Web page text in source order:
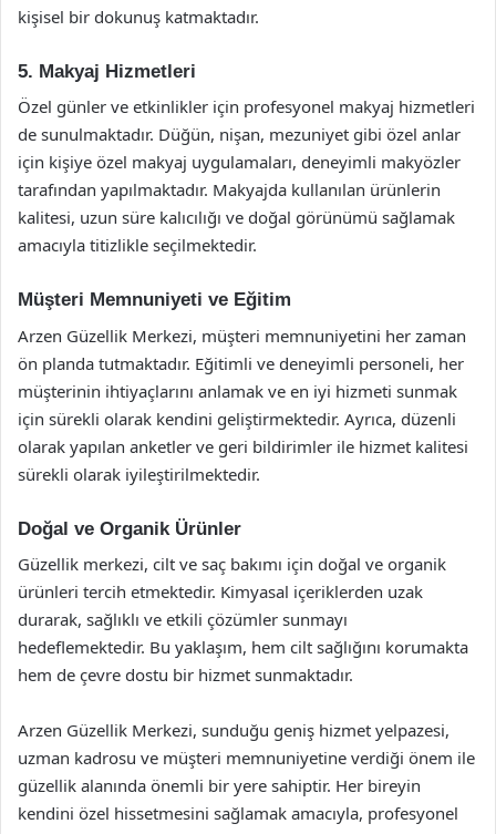
kişisel bir dokunuş katmaktadır.
5. Makyaj Hizmetleri
Özel günler ve etkinlikler için profesyonel makyaj hizmetleri
de sunulmaktadır. Düğün, nişan, mezuniyet gibi özel anlar
için kişiye özel makyaj uygulamaları, deneyimli makyözler
tarafından yapılmaktadır. Makyajda kullanılan ürünlerin
kalitesi, uzun süre kalıcılığı ve doğal görünümü sağlamak
amacıyla titizlikle seçilmektedir.
Müşteri Memnuniyeti ve Eğitim
Arzen Güzellik Merkezi, müşteri memnuniyetini her zaman
ön planda tutmaktadır. Eğitimli ve deneyimli personeli, her
müşterinin ihtiyaçlarını anlamak ve en iyi hizmeti sunmak
için sürekli olarak kendini geliştirmektedir. Ayrıca, düzenli
olarak yapılan anketler ve geri bildirimler ile hizmet kalitesi
sürekli olarak iyileştirilmektedir.
Doğal ve Organik Ürünler
Güzellik merkezi, cilt ve saç bakımı için doğal ve organik
ürünleri tercih etmektedir. Kimyasal içeriklerden uzak
durarak, sağlıklı ve etkili çözümler sunmayı
hedeflemektedir. Bu yaklaşım, hem cilt sağlığını korumakta
hem de çevre dostu bir hizmet sunmaktadır.
Arzen Güzellik Merkezi, sunduğu geniş hizmet yelpazesi,
uzman kadrosu ve müşteri memnuniyetine verdiği önem ile
güzellik alanında önemli bir yere sahiptir. Her bireyin
kendini özel hissetmesini sağlamak amacıyla, profesyonel